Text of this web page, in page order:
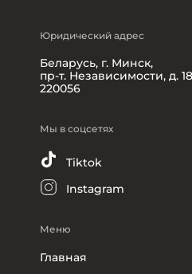
Юридический адрес
Беларусь, г. Минск,
пр-т. Независимости, д.
220056
Мы в соцсетях
Tiktok
Instagram
Меню
Главная